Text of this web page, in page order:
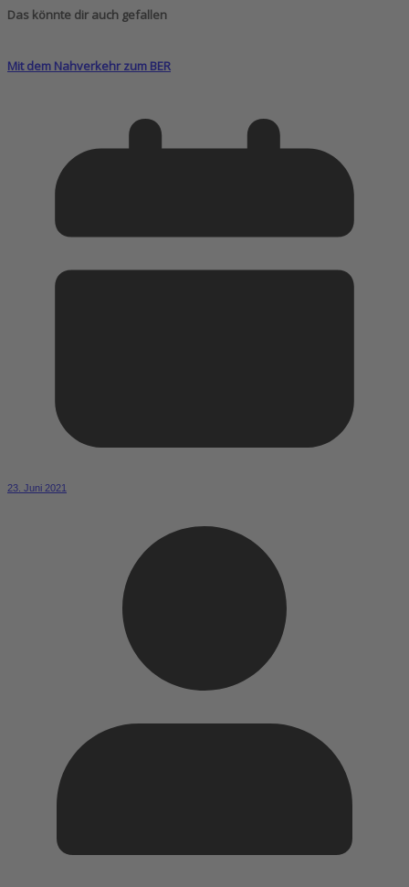
Das könnte dir auch gefallen
Mit dem Nahverkehr zum BER
23. Juni 2021